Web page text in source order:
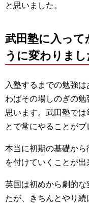
と思いました。
武田塾に入って
うに変わりまし
入塾するまでの勉強
わばその場しのぎの
思います。武田塾で
とで常にやることがブ
本当に初期の基礎か
を付けていくことが出
英国は初めから劇的
たが、きちんとやり